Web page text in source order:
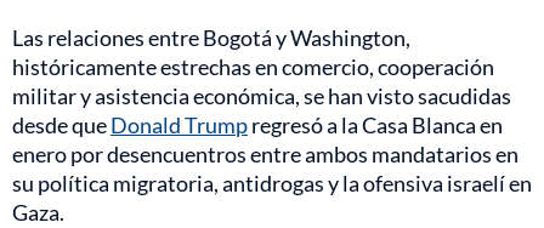
Las relaciones entre Bogotá y Washington,
históricamente estrechas en comercio, cooperación
militar y asistencia económica, se han visto sacudidas
desde queDonald Trumpregresó a la Casa Blanca en
enero por desencuentros entre ambos mandatarios en
su política migratoria, antidrogas y la ofensiva israelí en
Gaza.